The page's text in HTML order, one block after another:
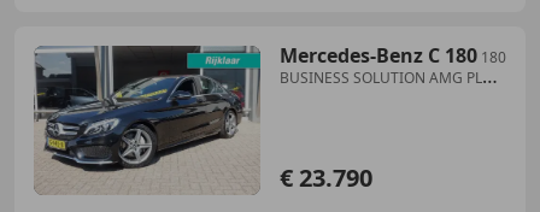
Mercedes-Benz C 180 180
BUSINESS SOLUTION AMG PLUS
€ 23.790